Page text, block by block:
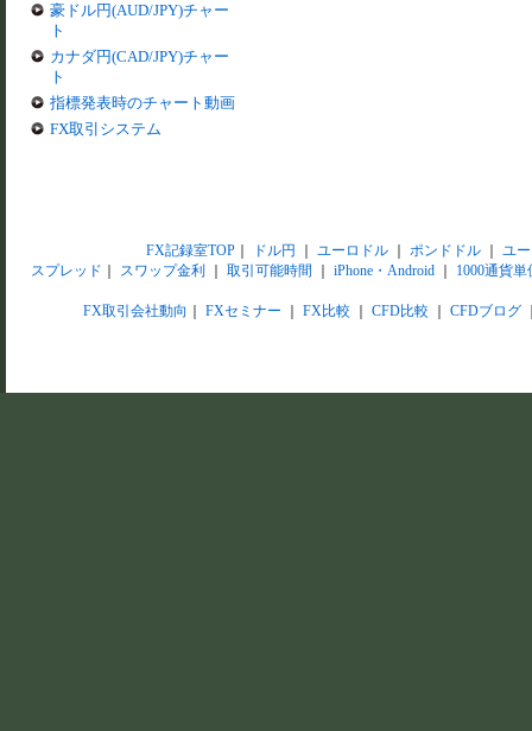
豪ドル円(AUD/JPY)チャー
ト
カナダ円(CAD/JPY)チャー
ト
指標発表時のチャート動画
FX取引システム
FX記録室TOP｜ ドル円 ユーロドル｜ ポンドドル｜ ユ
スプレッド
スワップ金利 取引可能時間 iPhone・Android 1000通貨単
FX取引会社動向 FXセミナー FX比較 CFD比較 CFDブログ